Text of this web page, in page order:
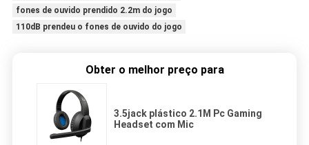
fones de ouvido prendido 2.2m do jogo
110dB prendeu o fones de ouvido do jogo
Obter o melhor preço para
3.5jack plástico 2.1M Pc Gaming
Headset com Mic